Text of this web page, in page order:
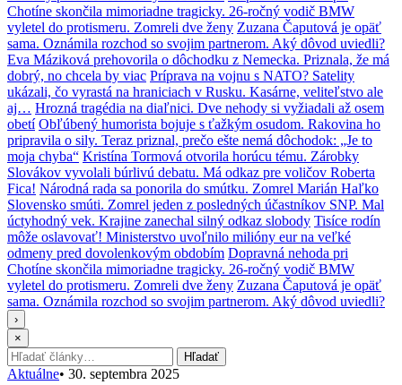
Chotíne skončila mimoriadne tragicky. 26-ročný vodič BMW
vyletel do protismeru. Zomreli dve ženy Zuzana Čaputová je opäť
sama. Oznámila rozchod so svojim partnerom. Aký dôvod uviedli?
Eva Máziková prehovorila o dôchodku z Nemecka. Priznala, že má
dobrý, no chcela by viac Príprava na vojnu s NATO? Satelity
ukázali, čo vyrastá na hraniciach v Rusku. Kasárne, veliteľstvo ale
aj… Hrozná tragédia na diaľnici. Dve nehody si vyžiadali až osem
obetí Obľúbený humorista bojuje s ťažkým osudom. Rakovina ho
pripravila o sily. Teraz priznal, prečo ešte nemá dôchodok: „Je to
moja chyba“ Kristína Tormová otvorila horúcu tému. Zárobky
Slovákov vyvolali búrlivú debatu. Má odkaz pre voličov Roberta
Fica! Národná rada sa ponorila do smútku. Zomrel Marián Haľko
Slovensko smúti. Zomrel jeden z posledných účastníkov SNP. Mal
úctyhodný vek. Krajine zanechal silný odkaz slobody Tisíce rodín
môže oslavovať! Ministerstvo uvoľnilo milióny eur na veľké
odmeny pred dovolenkovým obdobím Dopravná nehoda pri
Chotíne skončila mimoriadne tragicky. 26-ročný vodič BMW
vyletel do protismeru. Zomreli dve ženy Zuzana Čaputová je opäť
sama. Oznámila rozchod so svojim partnerom. Aký dôvod uviedli?
›
×
Hľadať: Hľadať
Aktuálne• 30. septembra 2025